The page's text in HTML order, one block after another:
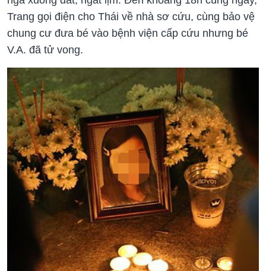
Trang gọi điện cho Thái về nhà sơ cứu, cùng bảo vệ
chung cư đưa bé vào bệnh viện cấp cứu nhưng bé
V.A. đã tử vong.